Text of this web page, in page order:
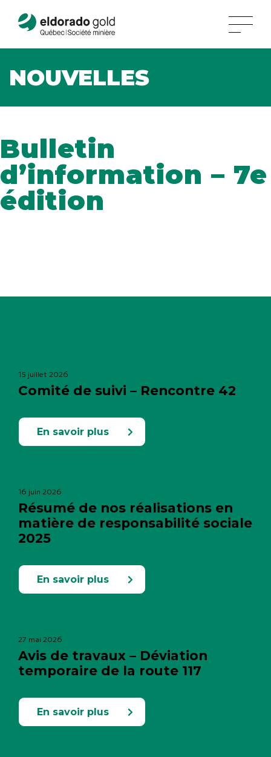
NOUVELLES
Bulletin
d’information – 7e
édition
15 juillet 2026
Comité de suivi – Rencontre 42
En savoir plus
16 juin 2026
Résumé de nos réalisations en
matière de responsabilité sociale
2025
En savoir plus
27 mai 2026
Avis de travaux – Déviation
temporaire de la route 117
En savoir plus